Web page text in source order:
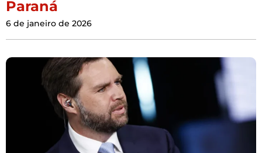
Paraná
6 de janeiro de 2026